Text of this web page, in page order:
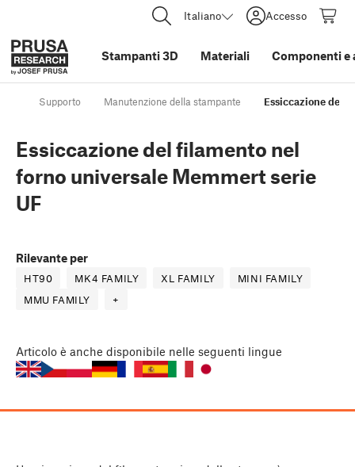
Italiano Accesso
Stampanti 3D Materiali Componenti e
Supporto Manutenzione della stampante Essiccazione del
Essiccazione del filamento nel
forno universale Memmert serie
UF
Rilevante per
HT90 MK4 FAMILY XL FAMILY
MINI FAMILY
MMU FAMILY
+
Articolo è anche disponibile nelle seguenti lingue